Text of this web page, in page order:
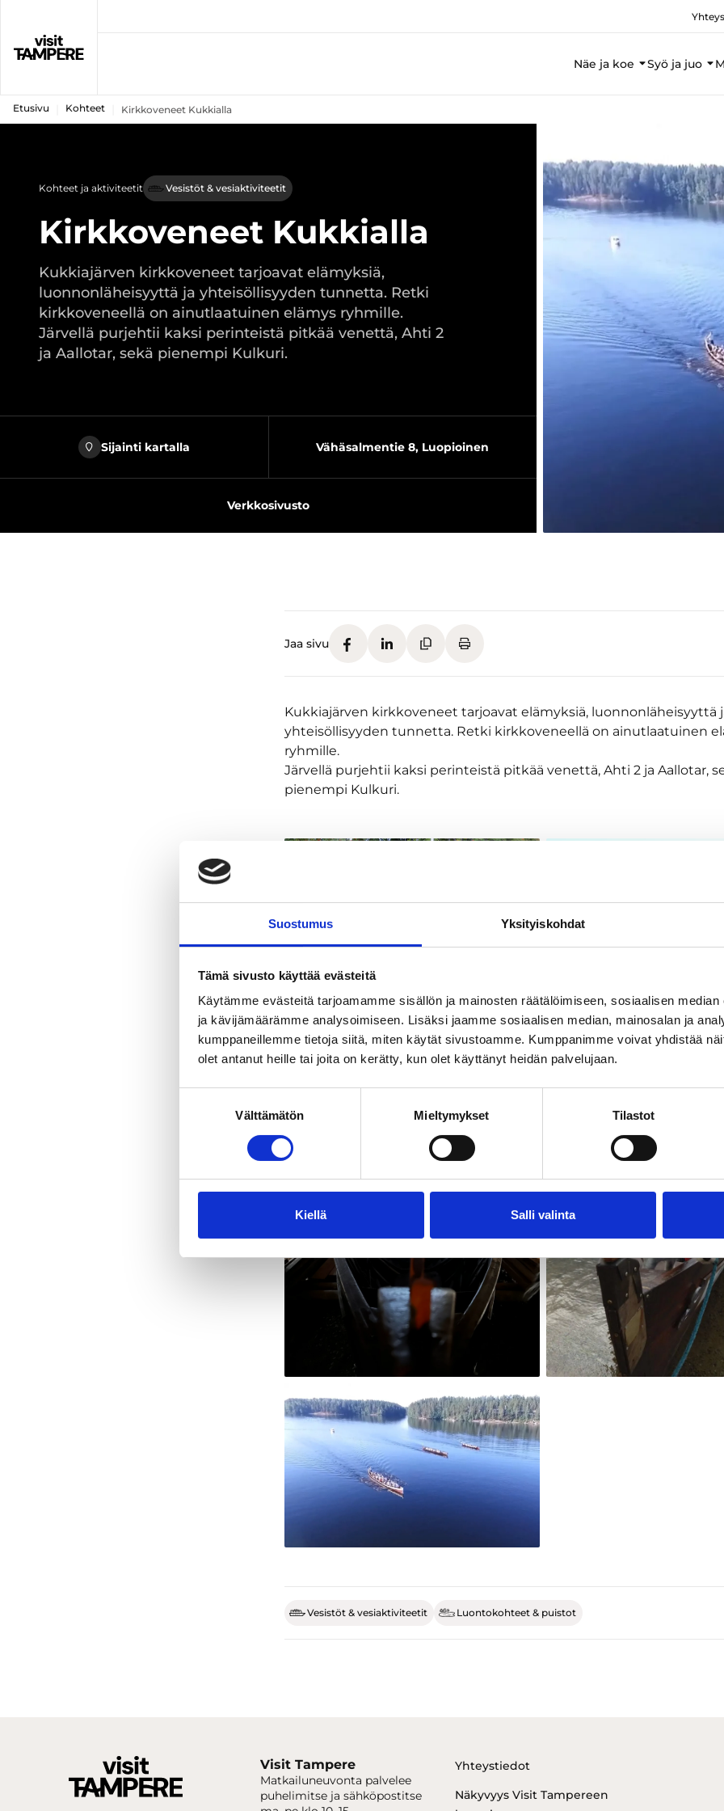
Suostumus Yksityiskohdat
Tämä sivusto käyttää evästeitä
Käytämme evästeitä tarjoamamme sisällön ja mainosten räätälöimiseen, sosiaalisen
ja kävijämäärämme analysoimiseen. Lisäksi jaamme sosiaalisen median, mainosalan ja
kumppaneillemme tietoja siitä, miten käytät sivustoamme. Kumppanimme voivat yhdistää
olet antanut heille tai joita on kerätty, kun olet käyttänyt heidän palvelujaan.
Välttämätön Mieltymykset Tilastot
Kiellä Salli valinta
Näe ja koe Syö ja juo
Etusivu Kohteet Kirkkoveneet Kukkialla
Kohteet ja aktiviteetit Vesistöt & vesiaktiviteetit
Kirkkoveneet Kukkialla
Kukkiajärven kirkkoveneet tarjoavat elämyksiä,
luonnonläheisyyttä ja yhteisöllisyyden tunnetta. Retki
kirkkoveneellä on ainutlaatuinen elämys ryhmille.
Järvellä purjehtii kaksi perinteistä pitkää venettä, Ahti 2
ja Aallotar, sekä pienempi Kulkuri.
Sijainti kartalla Vähäsalmentie 8, Luopioinen
Verkkosivusto
Jaa sivu
Kukkiajärven kirkkoveneet tarjoavat elämyksiä, luonnonläheisyyttä
yhteisöllisyyden tunnetta. Retki kirkkoveneellä on ainutlaatuinen
ryhmille.
Järvellä purjehtii kaksi perinteistä pitkää venettä, Ahti 2 ja Aallotar,
pienempi Kulkuri.
Vesistöt & vesiaktiviteetit Luontokohteet & puistot
Visit Tampere
Matkailuneuvonta palvelee
puhelimitse ja sähköpostitse
Yhteystiedot
Näkyvyys Visit Tampereen